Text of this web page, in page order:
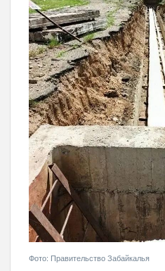
Фото: Правительство Забайкалья